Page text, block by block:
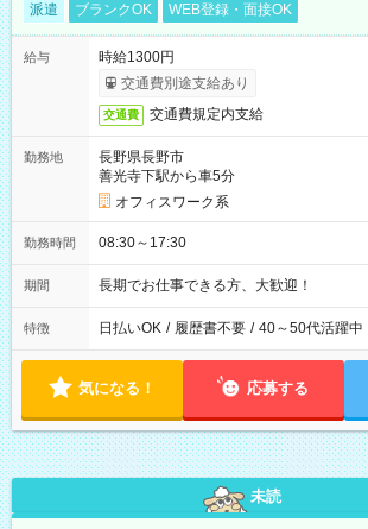
派遣 ブランクOK WEB登録・面接OK
給与
時給1300円
交通費別途支給あり
交通費 交通費規定内支給
勤務地
長野県長野市
善光寺下駅から車5分
オフィスワーク系
勤務時間 08:30～17:30
期間 長期でお仕事できる方、大歓迎！
特徴 日払いOK / 履歴書不要 / 40～50代活躍中
気になる！ 応募する
未読